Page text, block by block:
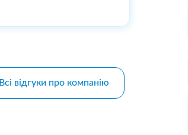
Всі відгуки про компанію